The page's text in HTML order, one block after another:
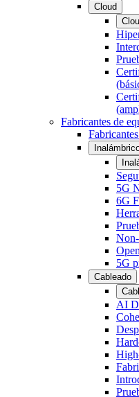
Cloud
Fabricantes de
5G
6G
5G
Cableado
AI